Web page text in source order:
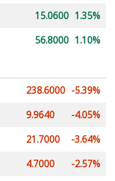
15.0600 1.35%
56.8000 1.10%
238.6000 -5.39%
9.9640
-4.05%
21.7000
-3.64%
4.7000
-2.57%